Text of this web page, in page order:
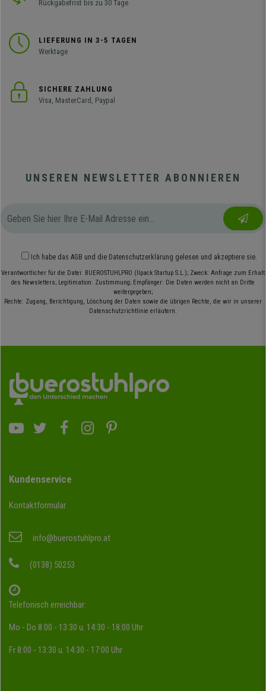
Rückgabefrist bis zu 30 Tage
LIEFERUNG IN 3-5 TAGEN
Werktage
SICHERE ZAHLUNG
Visa, MasterCard, Paypal
UNSEREN NEWSLETTER ABONNIEREN
Ich habe das AGB und die Datenschutzerklärung gelesen und akzeptiere sie.
Verantwortlicher für die Datei: BUEROSTUHLPRO (Ilpack Startup S.L.); Zweck: Anfrage zum Erhalt
des Newsletters; Legitimation: Zustimmung; Empfänger: Die Daten werden nicht an Dritte
weitergegeben;
Rechte: Zugang, Berichtigung, Löschung der Daten sowie die übrigen Rechte, die wir in unserer
Datenschutzrichtlinie erläutern.
Kundenservice
Kontaktformular
info@buerostuhlpro.at
(0138) 50253
Telefonisch erreichbar:
Mo - Do 8:00 - 13:30 u. 14:30 - 18:00 Uhr
Fr 8:00 - 13:30 u. 14:30 - 17:00 Uhr